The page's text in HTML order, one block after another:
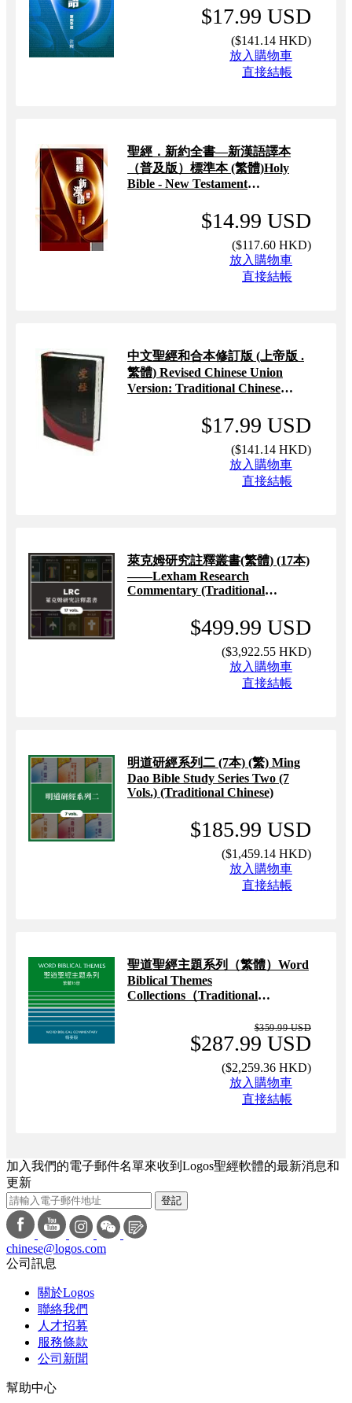
(Traditional Chinese)$17.99 USD
($141.14 HKD)
放入購物車
直接結帳
聖經．新約全書—新漢語譯本
（普及版）標準本 (繁體)Holy
Bible - New Testament
(Standard Edition)(Traditional
$14.99 USD
($117.60 HKD)
放入購物車
直接結帳
中文聖經和合本修訂版 (上帝版 .
繁體) Revised Chinese Union
Version: Traditional Chinese
$17.99 USD
($141.14 HKD)
放入購物車
直接結帳
萊克姆研究註釋叢書(繁體) (17本)
——Lexham Research
Commentary (Traditional
$499.99 USD
($3,922.55 HKD)
放入購物車
直接結帳
明道研經系列二 (7本) (繁) Ming
Dao Bible Study Series Two (7
Vols.) (Traditional Chinese)
$185.99 USD
($1,459.14 HKD)
放入購物車
直接結帳
聖道聖經主題系列（繁體）Word
Biblical Themes
Collections（Traditional
$359.99 USD
$287.99 USD
($2,259.36 HKD)
放入購物車
直接結帳
加入我們的電子郵件名單來收到Logos聖經軟體的最新消息和
更新
登記
chinese@logos.com
公司訊息
關於Logos
聯絡我們
人才招募
服務條款
公司新聞
幫助中心